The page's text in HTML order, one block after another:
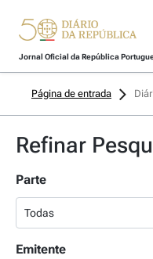
Jornal Oficial da República
Página de entrada
Refinar
Parte
Emitente